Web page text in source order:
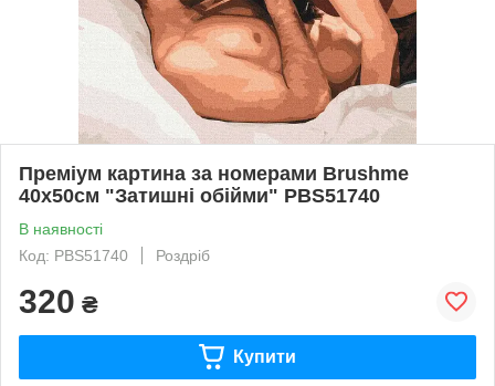
Преміум картина за номерами Brushme
40x50см "Затишні обійми" PBS51740
В наявності
Код: PBS51740
Роздріб
320 ₴
Купити